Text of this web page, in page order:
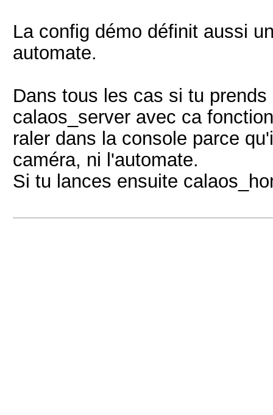
La config démo définit aussi
automate.
Dans tous les cas si tu
calaos_server avec ca
raler dans la console parce
caméra, ni l'automate.
Si tu lances ensuite